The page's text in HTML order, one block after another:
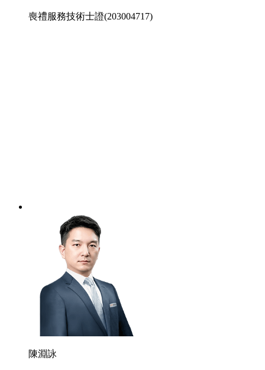
喪禮服務技術士證(203004717)
陳淵詠